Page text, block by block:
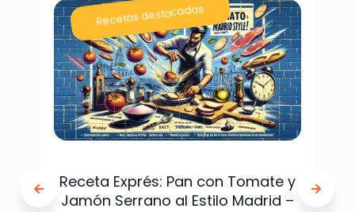
Recetas destacadas
Receta Exprés: Pan con Tomate y
Jamón Serrano al Estilo Madrid –